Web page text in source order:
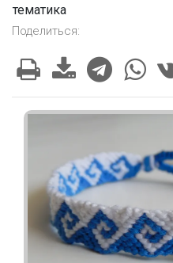
тематика
Поделиться: